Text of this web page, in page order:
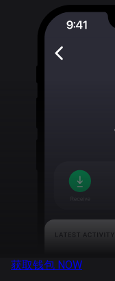
获取钱包 NOW